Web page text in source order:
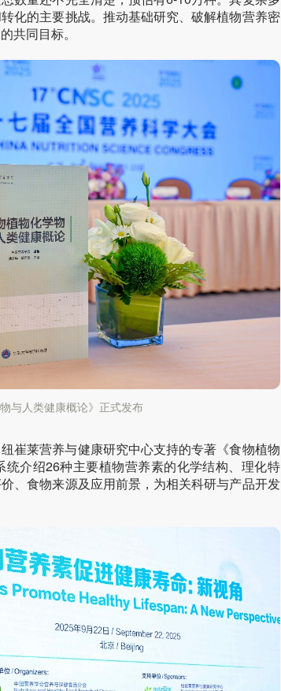
化的主要挑战。推动基础研究、破解植物营养密
共同目标。
与人类健康概论》正式发布
崔莱营养与健康研究中心支持的专著《食物植物
介绍26种主要植物营养素的化学结构、理化特
、食物来源及应用前景，为相关科研与产品开发